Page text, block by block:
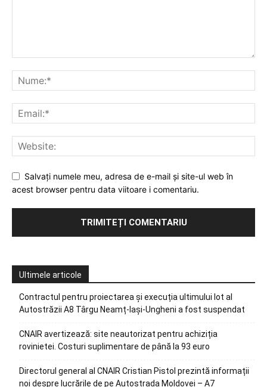
Salvați numele meu, adresa de e-mail și site-ul web în
acest browser pentru data viitoare i comentariu.
Ultimele articole
Contractul pentru proiectarea și execuția ultimului lot al
Autostrăzii A8 Târgu Neamț-Iași-Ungheni a fost suspendat
CNAIR avertizează: site neautorizat pentru achiziția
rovinietei. Costuri suplimentare de până la 93 euro
Directorul general al CNAIR Cristian Pistol prezintă informații
noi despre lucrările de pe Autostrada Moldovei – A7